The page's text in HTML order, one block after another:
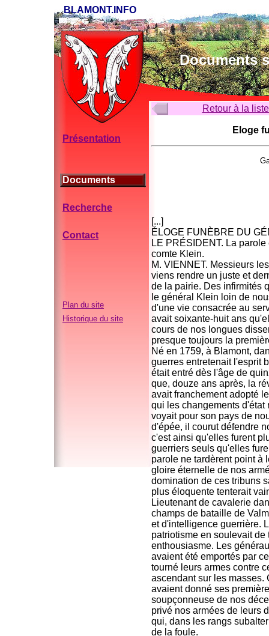
BLAMONT.INFO
Documents
Présentation
Documents
Recherche
Contact
Plan du site
Historique du site
Retour à la
Eloge
[...]
ÉLOGE FUNÈBRE DU
LE PRÉSIDENT. La
comte Klein.
M. VIENNET. Messieurs
viens rendre un juste et
de la pairie. Des infirmités
le général Klein loin de
d'une vie consacrée au
avait soixante-huit ans
cours de nos longues
presque toujours la
Né en 1759, à Blamont,
guerres entretenait l'esprit
était entré dès l'âge de
que, douze ans après, la
avait franchement adopté
qui les changements d'état
voyait pour son pays de
d'épée, il courut défendre
c'est ainsi qu'elles furent
guerriers seuls qu'elles
parole ne tardèrent point à
gloire éternelle de nos
domination de ces tribuns
plus éloquente tenterait
Lieutenant de cavalerie
champs de bataille de
et d'intelligence guerrière.
patriotisme en soulevait
enthousiasme. Les
avaient été emportés par
tourné leurs armes contre
ascendant sur les masses.
avaient donné ses
soupçonneuse de nos
privé nos armées de leurs
qui, dans les rangs
de la foule.